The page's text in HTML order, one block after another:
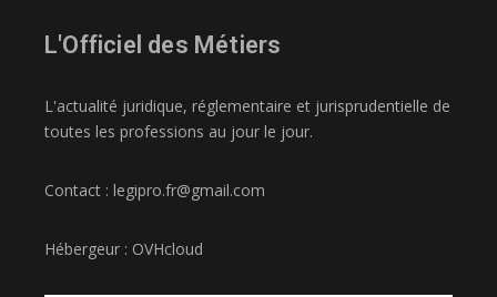
L'Officiel des Métiers
L'actualité juridique, réglementaire et jurisprudentielle de
toutes les professions au jour le jour.
Contact : legipro.fr@gmail.com
Hébergeur : OVHcloud